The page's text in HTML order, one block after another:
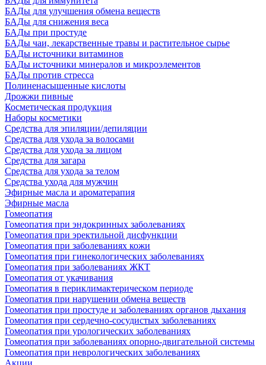
БАДы для улучшения обмена веществ
БАДы для снижения веса
БАДы при простуде
БАДы чаи, лекарственные травы и растительное сырье
БАДы источники витаминов
БАДы источники минералов и микроэлементов
БАДы против стресса
Полиненасыщенные кислоты
Дрожжи пивные
Косметическая продукция
Наборы косметики
Средства для эпиляции/депиляции
Средства для ухода за волосами
Средства для ухода за лицом
Средства для загара
Средства для ухода за телом
Средства ухода для мужчин
Эфирные масла и ароматерапия
Эфирные масла
Гомеопатия
Гомеопатия при эндокринных заболеваниях
Гомеопатия при эректильной дисфункции
Гомеопатия при заболеваниях кожи
Гомеопатия при гинекологических заболеваниях
Гомеопатия при заболеваниях ЖКТ
Гомеопатия от укачивания
Гомеопатия в периклимактерическом периоде
Гомеопатия при нарушении обмена веществ
Гомеопатия при простуде и заболеваниях органов дыхания
Гомеопатия при сердечно-сосудистых заболеваниях
Гомеопатия при урологических заболеваниях
Гомеопатия при заболеваниях опорно-двигательной системы
Гомеопатия при неврологических заболеваниях
Акции